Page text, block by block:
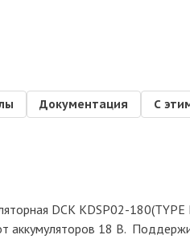
Документация С
DCK KDSP02-
аккумуляторов 18 В.